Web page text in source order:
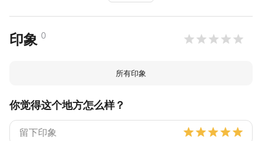
印象 0
所有印象
你觉得这个地方怎么样？